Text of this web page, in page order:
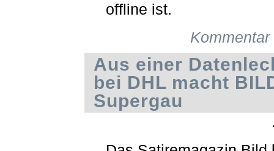
offline ist.
Aus einer
bei DHL macht
Supergau